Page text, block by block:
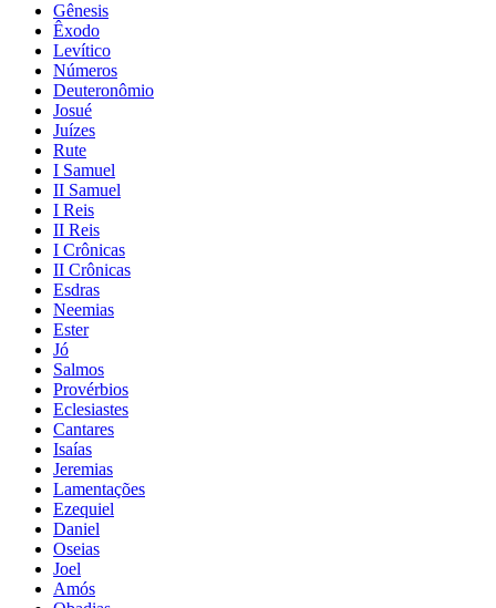
Gênesis
Êxodo
Levítico
Números
Deuteronômio
Josué
Juízes
Rute
I Samuel
II Samuel
I Reis
II Reis
I Crônicas
II Crônicas
Esdras
Neemias
Ester
Jó
Salmos
Provérbios
Eclesiastes
Cantares
Isaías
Jeremias
Lamentações
Ezequiel
Daniel
Oseias
Joel
Amós